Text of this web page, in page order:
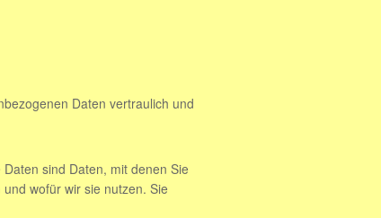
Daten vertraulich und
sind Daten, mit denen Sie
wofür wir sie nutzen. Sie